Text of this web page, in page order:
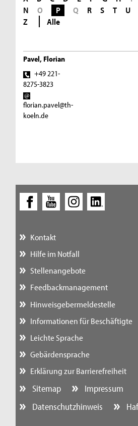
N
O P Q R S T U
Z
Alle
Pavel, Florian
+49 221-
8275-3823
florian.pavel@th-
koeln.de
Kontakt
Hilfe im Notfall
Stellenangebote
Feedbackmanagement
Hinweisgebermeldestelle
Informationen für Beschäftigte
Leichte Sprache
Gebärdensprache
Erklärung zur Barrierefreiheit
Sitemap
Impressum
Datenschutzhinweis